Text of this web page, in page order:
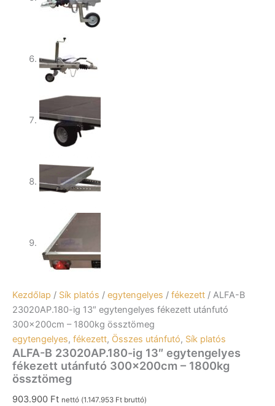
Kezdőlap / Sík platós / egytengelyes / fékezett / ALFA-B
23020AP.180-ig 13″ egytengelyes fékezett utánfutó
300x200cm – 1800kg össztömeg
egytengelyes, fékezett, Összes utánfutó, Sík platós
ALFA-B 23020AP.180-ig 13″ egytengelyes
fékezett utánfutó 300x200cm – 1800kg
össztömeg
903.900 Ft nettó (1.147.953 Ft bruttó)